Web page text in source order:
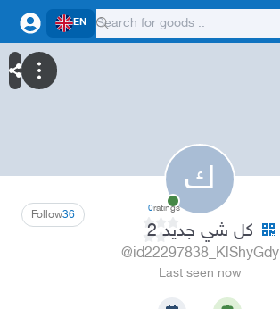
EN
ك
36
Follow 0ratings
كل شي جديد 2
@id22297838_KlShyGdy
Last seen now